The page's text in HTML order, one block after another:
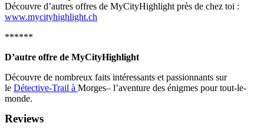
Découvre d’autres offres de MyCityHighlight près de chez toi :
www.mycityhighlight.ch
******
D’autre offre de MyCityHighlight
Découvre de nombreux faits intéressants et passionnants sur
le Détective-Trail à Morges– l’aventure des énigmes pour tout-le-
monde.
Reviews